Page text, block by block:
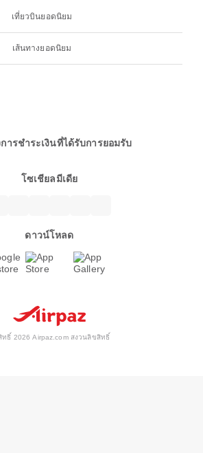
เที่ยวบินยอดนิยม
เส้นทางยอดนิยม
ารชำระเงินที่ได้รับการยอมรับ
โซเชียลมีเดีย
ดาวน์โหลด
ทธิ์ 2026 Airpaz.com สงวนลิขสิทธิ์